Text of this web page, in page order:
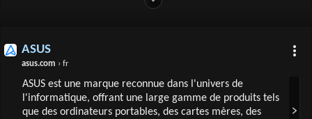
ASUS
asus.com › fr
ASUS est une marque reconnue dans l'univers de
l'informatique, offrant une large gamme de produits tels
que des ordinateurs portables, des cartes mères, des